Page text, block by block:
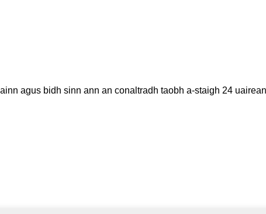
agus bidh sinn ann an conaltradh taobh a-staigh 24